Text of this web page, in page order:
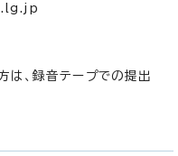
は、録音テープでの提出